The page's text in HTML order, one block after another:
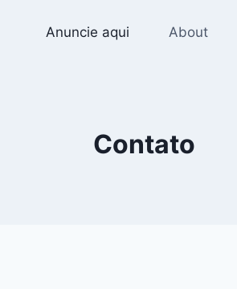
Anuncie aqui About
Contato